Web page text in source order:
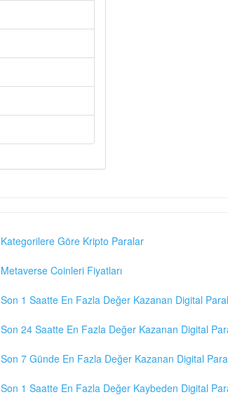
Kategorilere Göre Kripto Paralar
Metaverse Coinleri Fiyatları
Son 1 Saatte En Fazla Değer Kazanan Digital
Son 24 Saatte En Fazla Değer Kazanan Digital
Son 7 Günde En Fazla Değer Kazanan Digital
Son 1 Saatte En Fazla Değer Kaybeden Digital